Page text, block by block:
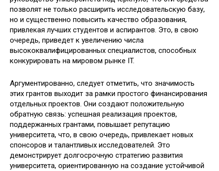
позволят не только расширить исследовательскую базу,
но и существенно повысить качество образования,
привлекая лучших студентов и аспирантов. Это, в свою
очередь, приведет к увеличению числа
высококвалифицированных специалистов, способных
конкурировать на мировом рынке IT.
Аргументированно, следует отметить, что значимость
этих грантов выходит за рамки простого финансирования
отдельных проектов. Они создают положительную
обратную связь: успешная реализация проектов,
поддержанных грантами, повышает репутацию
университета, что, в свою очередь, привлекает новых
спонсоров и талантливых исследователей. Это
демонстрирует долгосрочную стратегию развития
университета, ориентированную на создание устойчивой